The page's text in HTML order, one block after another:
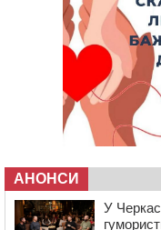
У Черкасах
проживають
07 СЕРПНЯ 2026,
На
(ФОТО)
Черкаси
ліцею
ділянок,
19:00 Вихователька з
стали
АНОНСИ
У